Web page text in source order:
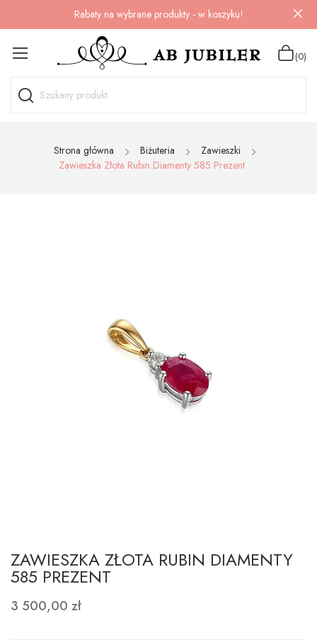
Rabaty na wybrane produkty - w koszyku!
(0)
Strona główna Biżuteria
Zawieszki
Zawieszka Złota Rubin Diamenty 585 Prezent
ZAWIESZKA ZŁOTA RUBIN DIAMENTY
585 PREZENT
3 500,00 zł